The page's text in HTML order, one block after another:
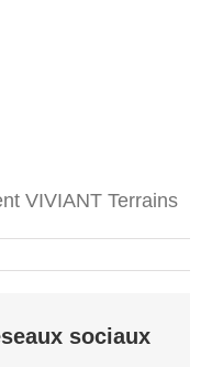
VIVIANT Terrains
sociaux